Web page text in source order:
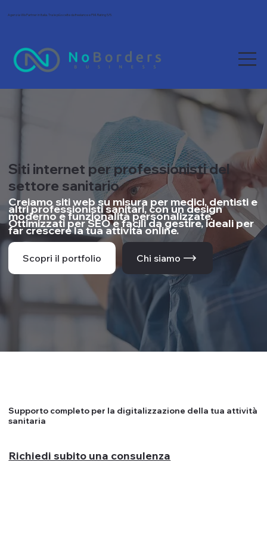
Agenzia Wix Partner in Italia. Tra le più scelte da freelance e PMI. Rating 5/5.
Siti internet per professionisti del
settore sanitario
Creiamo siti web su misura per medici, dentisti e
altri professionisti sanitari, con un design
moderno e funzionalità personalizzate.
Ottimizzati per SEO e facili da gestire, ideali per
far crescere la tua attività online.
Scopri il portfolio Chi siamo
Supporto completo per la digitalizzazione della tua attività
sanitaria
Richiedi subito una consulenza